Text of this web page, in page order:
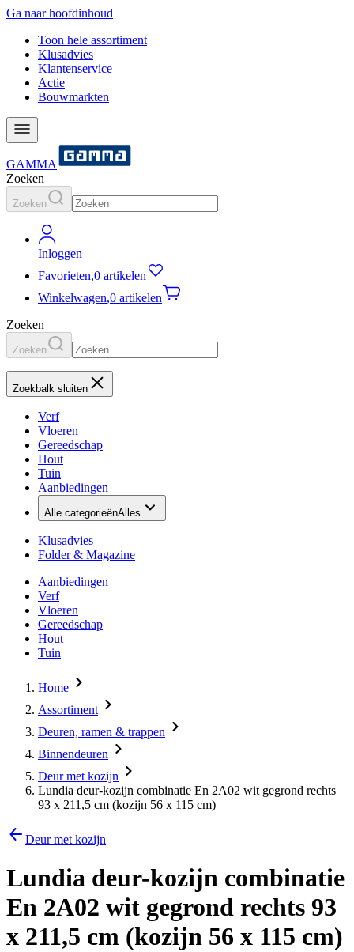
Ga naar hoofdinhoud
Toon hele assortiment
Klusadvies
Klantenservice
Actie
Bouwmarkten
GAMMA
Zoeken
Zoeken
Inloggen
Favorieten,0 artikelen
Winkelwagen,0 artikelen
Zoeken
Zoeken
Zoekbalk sluiten
Verf
Vloeren
Gereedschap
Hout
Tuin
Aanbiedingen
Alle categorieënAlles
Klusadvies
Folder & Magazine
Aanbiedingen
Verf
Vloeren
Gereedschap
Hout
Tuin
Home
Assortiment
Deuren, ramen & trappen
Binnendeuren
Deur met kozijn
Lundia deur-kozijn combinatie En 2A02 wit gegrond rechts
93 x 211,5 cm (kozijn 56 x 115 cm)
Deur met kozijn
Lundia deur-kozijn combinatie
En 2A02 wit gegrond rechts 93
x 211,5 cm (kozijn 56 x 115 cm)